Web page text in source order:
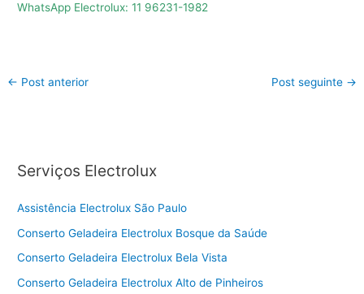
WhatsApp Electrolux: 11 96231-1982
← Post anterior Post seguinte →
Serviços Electrolux
Assistência Electrolux São Paulo
Conserto Geladeira Electrolux Bosque da Saúde
Conserto Geladeira Electrolux Bela Vista
Conserto Geladeira Electrolux Alto de Pinheiros